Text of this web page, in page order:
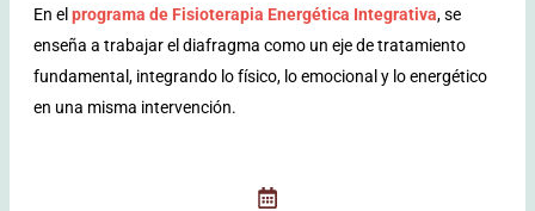
En elprograma de Fisioterapia Energética Integrativa, se
enseña a trabajar el diafragma como un eje de tratamiento
fundamental, integrando lo físico, lo emocional y lo energético
en una misma intervención.